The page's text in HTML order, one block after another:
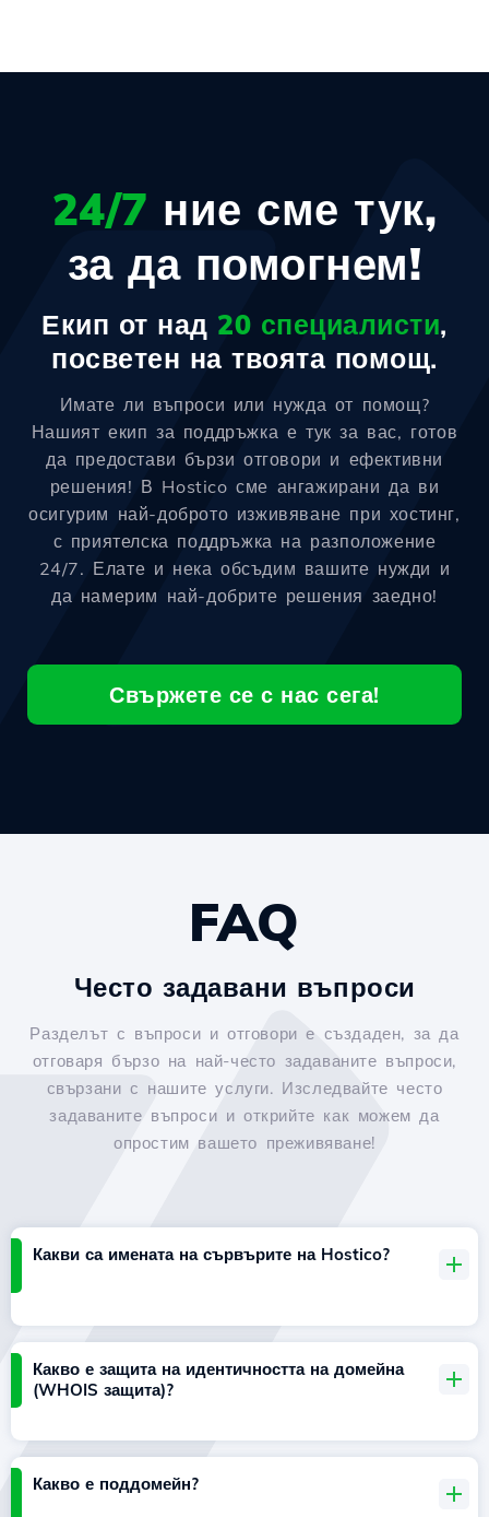
24/7 ние сме тук,
за да помогнем!
Екип от над 20 специалисти,
посветен на твоята помощ.
Имате ли въпроси или нужда от помощ?
Нашият екип за поддръжка е тук за вас, готов
да предостави бързи отговори и ефективни
решения! В Hostico сме ангажирани да ви
осигурим най-доброто изживяване при хостинг,
с приятелска поддръжка на разположение
24/7. Елате и нека обсъдим вашите нужди и
да намерим най-добрите решения заедно!
Свържете се с нас сега!
FAQ
Често задавани въпроси
Разделът с въпроси и отговори е създаден, за да
отговаря бързо на най-често задаваните въпроси,
свързани с нашите услуги. Изследвайте често
задаваните въпроси и открийте как можем да
опростим вашето преживяване!
Какви са имената на сървърите на Hostico?
Какво е защита на идентичността на домейна
(WHOIS защита)?
Какво е поддомейн?